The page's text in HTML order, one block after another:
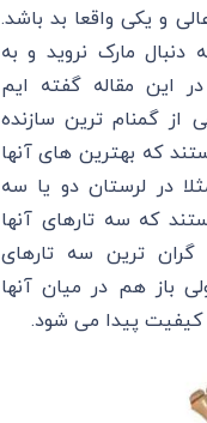
و یکی واقعا بد باشد.
مارک نروید و به
این مقاله گفته ایم
از گمنام ترین سازنده
که بهترین های آنها
در لرستان دو یا سه
که سه تارهای آنها
گران ترین سه تارهای
باز هم در میان آنها
کیفیت پیدا می شود.